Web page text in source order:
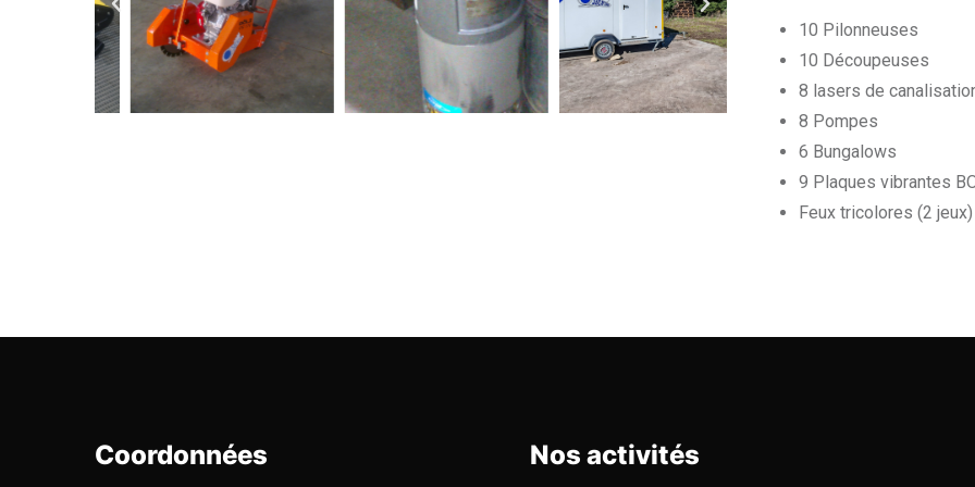
10 Pilonneuses
10 Découpeuses
8 lasers de
8 Pompes
6 Bungalows
9 Plaques vibrantes
Feux tricolores (2 jeux)
Coordonnées Nos activités